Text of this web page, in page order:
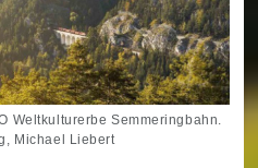
Weltkulturerbe Semmeringbahn.
Michael Liebert